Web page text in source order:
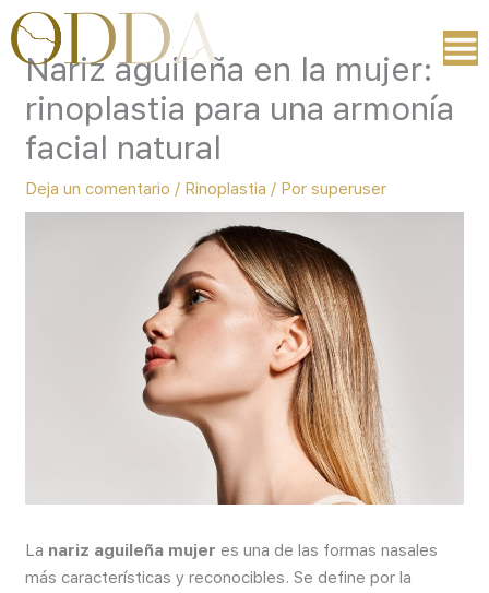
contenido
Nariz aguileña en la mujer:
rinoplastia para una armonía
facial natural
Deja un comentario / Rinoplastia / Porsuperuser
La nariz aguileña mujer es una de las formas nasales
más características y reconocibles. Se define por la